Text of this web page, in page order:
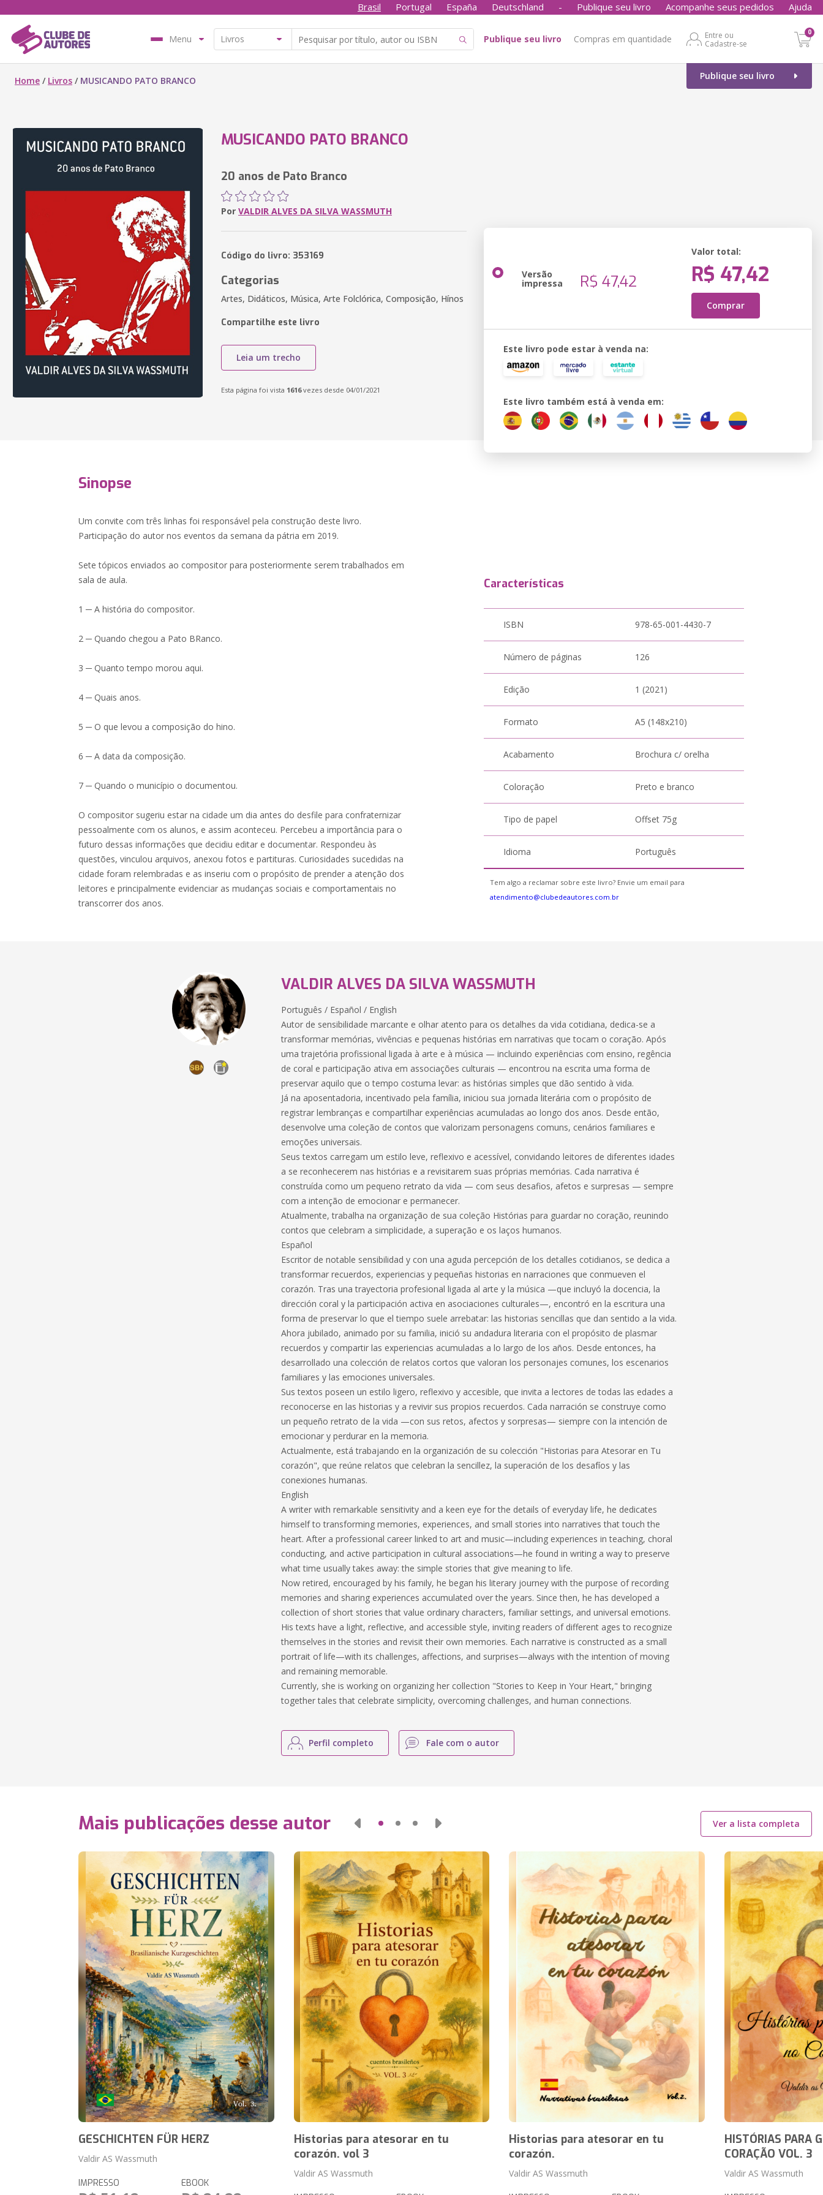
Brasil Portugal España Deutschland - Publique seu livro Acompanhe seus pedidos Ajuda
Menu Publique seu livro Compras em quantidade
Entre ou
Cadastre-se
0
Publique seu livro
Home / Livros / MUSICANDO PATO BRANCO
MUSICANDO PATO BRANCO
20 anos de Pato Branco
Por VALDIR ALVES DA SILVA WASSMUTH
Código do livro: 353169
Categorias
Artes, Didáticos, Música, Arte Folclórica, Composição, Hínos
Compartilhe este livro
Leia um trecho
Esta página foi vista 1616vezes desde 04/01/2021
Versão
impressa R$ 47,42
Valor total:
R$ 47,42
Comprar
Este livro pode estar à venda na:
Este livro também está à venda em:
Sinopse
Um convite com três linhas foi responsável pela construção deste livro.
Participação do autor nos eventos da semana da pátria em 2019.
Sete tópicos enviados ao compositor para posteriormente serem trabalhados em
sala de aula.
1 ─ A história do compositor.
2 ─ Quando chegou a Pato BRanco.
3 ─ Quanto tempo morou aqui.
4 ─ Quais anos.
5 ─ O que levou a composição do hino.
6 ─ A data da composição.
7 ─ Quando o município o documentou.
O compositor sugeriu estar na cidade um dia antes do desfile para confraternizar
pessoalmente com os alunos, e assim aconteceu. Percebeu a importância para o
futuro dessas informações que decidiu editar e documentar. Respondeu às
questões, vinculou arquivos, anexou fotos e partituras. Curiosidades sucedidas na
cidade foram relembradas e as inseriu com o propósito de prender a atenção dos
leitores e principalmente evidenciar as mudanças sociais e comportamentais no
transcorrer dos anos.
Características
ISBN 978-65-001-4430-7
Número de páginas 126
Edição 1 (2021)
Formato A5 (148x210)
Acabamento Brochura c/ orelha
Coloração Preto e branco
Tipo de papel Offset 75g
Idioma Português
Tem algo a reclamar sobre este livro? Envie um email para
atendimento@clubedeautores.com.br
VALDIR ALVES DA SILVA WASSMUTH
Português / Español / English
Autor de sensibilidade marcante e olhar atento para os detalhes da vida cotidiana, dedica-se a
transformar memórias, vivências e pequenas histórias em narrativas que tocam o coração. Após
uma trajetória profissional ligada à arte e à música — incluindo experiências com ensino, regência
de coral e participação ativa em associações culturais — encontrou na escrita uma forma de
preservar aquilo que o tempo costuma levar: as histórias simples que dão sentido à vida.
Já na aposentadoria, incentivado pela família, iniciou sua jornada literária com o propósito de
registrar lembranças e compartilhar experiências acumuladas ao longo dos anos. Desde então,
desenvolve uma coleção de contos que valorizam personagens comuns, cenários familiares e
emoções universais.
Seus textos carregam um estilo leve, reflexivo e acessível, convidando leitores de diferentes idades
a se reconhecerem nas histórias e a revisitarem suas próprias memórias. Cada narrativa é
construída como um pequeno retrato da vida — com seus desafios, afetos e surpresas — sempre
com a intenção de emocionar e permanecer.
Atualmente, trabalha na organização de sua coleção Histórias para guardar no coração, reunindo
contos que celebram a simplicidade, a superação e os laços humanos.
Español
Escritor de notable sensibilidad y con una aguda percepción de los detalles cotidianos, se dedica a
transformar recuerdos, experiencias y pequeñas historias en narraciones que conmueven el
corazón. Tras una trayectoria profesional ligada al arte y la música —que incluyó la docencia, la
dirección coral y la participación activa en asociaciones culturales—, encontró en la escritura una
forma de preservar lo que el tiempo suele arrebatar: las historias sencillas que dan sentido a la vida.
Ahora jubilado, animado por su familia, inició su andadura literaria con el propósito de plasmar
recuerdos y compartir las experiencias acumuladas a lo largo de los años. Desde entonces, ha
desarrollado una colección de relatos cortos que valoran los personajes comunes, los escenarios
familiares y las emociones universales.
Sus textos poseen un estilo ligero, reflexivo y accesible, que invita a lectores de todas las edades a
reconocerse en las historias y a revivir sus propios recuerdos. Cada narración se construye como
un pequeño retrato de la vida —con sus retos, afectos y sorpresas— siempre con la intención de
emocionar y perdurar en la memoria.
Actualmente, está trabajando en la organización de su colección "Historias para Atesorar en Tu
corazón", que reúne relatos que celebran la sencillez, la superación de los desafíos y las
conexiones humanas.
English
A writer with remarkable sensitivity and a keen eye for the details of everyday life, he dedicates
himself to transforming memories, experiences, and small stories into narratives that touch the
heart. After a professional career linked to art and music—including experiences in teaching, choral
conducting, and active participation in cultural associations—he found in writing a way to preserve
what time usually takes away: the simple stories that give meaning to life.
Now retired, encouraged by his family, he began his literary journey with the purpose of recording
memories and sharing experiences accumulated over the years. Since then, he has developed a
collection of short stories that value ordinary characters, familiar settings, and universal emotions.
His texts have a light, reflective, and accessible style, inviting readers of different ages to recognize
themselves in the stories and revisit their own memories. Each narrative is constructed as a small
portrait of life—with its challenges, affections, and surprises—always with the intention of moving
and remaining memorable.
Currently, she is working on organizing her collection "Stories to Keep in Your Heart," bringing
together tales that celebrate simplicity, overcoming challenges, and human connections.
Perfil completo Fale com o autor
Mais publicações desse autor Ver a lista completa
GESCHICHTEN FÜR HERZ
Valdir AS Wassmuth
IMPRESSO EBOOK
Historias para atesorar en tu
corazón. vol 3
Valdir AS Wassmuth
Historias para atesorar en tu
corazón.
Valdir AS Wassmuth
HISTÓRIAS PARA
CORAÇÃO VOL. 3
Valdir AS Wassmuth